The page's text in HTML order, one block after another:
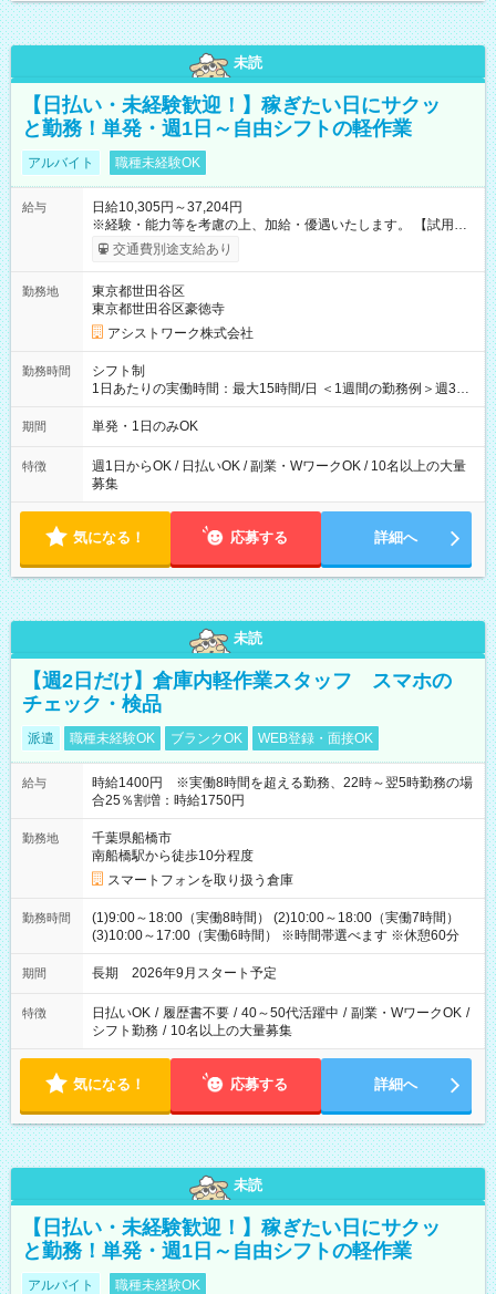
未読
【日払い・未経験歓迎！】稼ぎたい日にサクッ
と勤務！単発・週1日～自由シフトの軽作業
アルバイト 職種未経験OK
給与
日給10,305円～37,204円
※経験・能力等を考慮の上、加給・優遇いたします。 【試用期
間】試用期間なし
交通費別途支給あり
勤務地
東京都世田谷区
東京都世田谷区豪徳寺
アシストワーク株式会社
勤務時間
シフト制
1日あたりの実働時間：最大15時間/日 ＜1週間の勤務例＞週3回
勤務 勤務：月・水・金 休み：火・木・土・日 好きな時にお仕事
可能です！ ※1日あたりの最大実働時間は日勤、夜勤共に勤務し
期間 単発・1日のみOK
特徴
週1日からOK / 日払いOK / 副業・WワークOK / 10名以上の大量
募集
気になる！ 応募する 詳細へ
未読
【週2日だけ】倉庫内軽作業スタッフ スマホの
チェック・検品
派遣 職種未経験OK ブランクOK WEB登録・面接OK
給与
時給1400円 ※実働8時間を超える勤務、22時～翌5時勤務の場
合25％割増：時給1750円
勤務地
千葉県船橋市
南船橋駅から徒歩10分程度
スマートフォンを取り扱う倉庫
勤務時間
(1)9:00～18:00（実働8時間） (2)10:00～18:00（実働7時間）
(3)10:00～17:00（実働6時間） ※時間帯選べます ※休憩60分
期間 長期 2026年9月スタート予定
特徴 日払いOK / 履歴書不要 / 40～50代活躍中 / 副業・WワークOK /
シフト勤務 / 10名以上の大量募集
気になる！ 応募する 詳細へ
未読
【日払い・未経験歓迎！】稼ぎたい日にサクッ
と勤務！単発・週1日～自由シフトの軽作業
アルバイト 職種未経験OK